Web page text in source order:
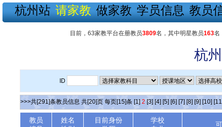
杭州站 请家教 做家教 学员信息 教员
目前，63家教平台在册教员3809名，其中明星教员163名
杭
ID
>>>共[291]条教员信息 共[20]页 每页[15]条 [1] 2 [3] [4] [5] [6] [7] [8] [9] [10]
教员
姓名
目前身份
学校